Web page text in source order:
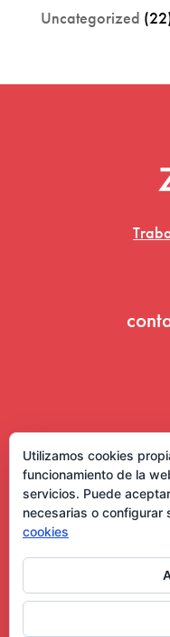
Uncategorized
Aviso
Utilizamos cookies
funcionamiento de la
servicios. Puede
necesarias o configurar
cookies